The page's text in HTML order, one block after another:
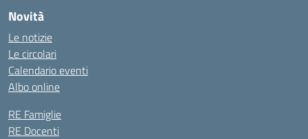
Novità
Le notizie
Le circolari
Calendario eventi
Albo online
RE Famiglie
RE Docenti